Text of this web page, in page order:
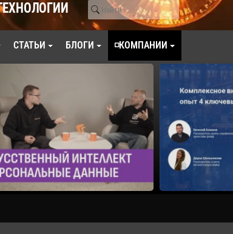
СТАТЬИ БЛОГИ ◽КОМПАНИИ